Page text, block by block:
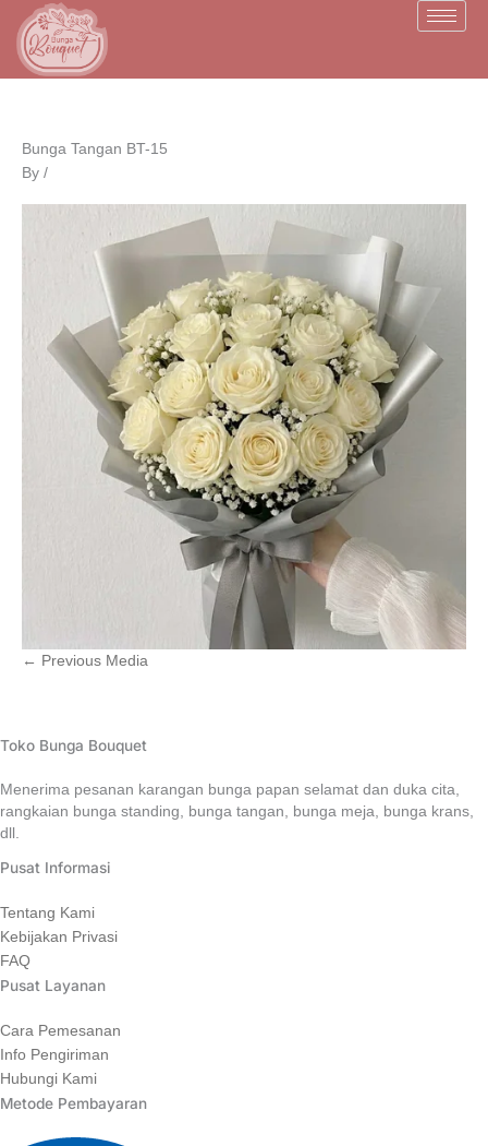
content
Bunga Tangan BT-15
By /
← Previous Media
Toko Bunga Bouquet
Menerima pesanan karangan bunga papan selamat dan duka cita,
rangkaian bunga standing, bunga tangan, bunga meja, bunga krans,
dll.
Pusat Informasi
Tentang Kami
Kebijakan Privasi
FAQ
Pusat Layanan
Cara Pemesanan
Info Pengiriman
Hubungi Kami
Metode Pembayaran